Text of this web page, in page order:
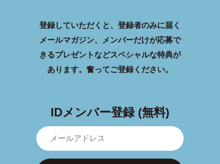
登録していただくと、登録者のみに届く
メールマガジン、メンバーだけが応募で
きるプレゼントなどスペシャルな特典が
あります。 奮ってご登録ください。
IDメンバー登録 (無料)